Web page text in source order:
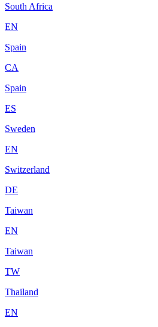
South Africa
EN
Spain
CA
Spain
ES
Sweden
EN
Switzerland
DE
Taiwan
EN
Taiwan
TW
Thailand
EN